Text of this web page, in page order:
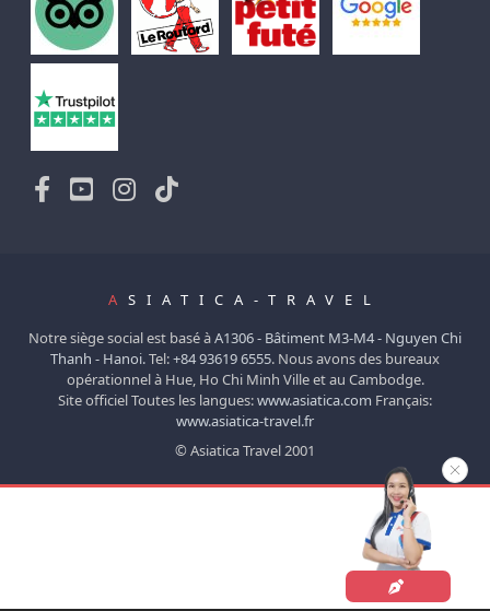
A SIATICA-TRAVEL
Notre siège social est basé àA1306 - Bâtiment M3-M4 - Nguyen Chi
Thanh - Hanoi.Tel:+84 93619 6555. Nous avons des bureaux
opérationnel à Hue, Ho Chi Minh Ville et au Cambodge.
Site officiel Toutes les langues:www.asiatica.com Français:
www.asiatica-travel.fr
© Asiatica Travel 2001